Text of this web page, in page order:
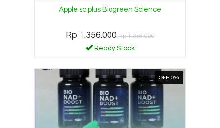
Apple sc plus Biogreen Science
Rp 1.356.000 Rp 1.356.000
Ready Stock
OFF 0%